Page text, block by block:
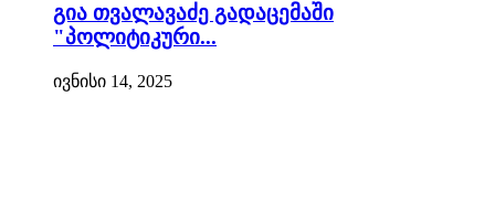
გია თვალავაძე გადაცემაში
"პოლიტიკური...
ივნისი 14, 2025